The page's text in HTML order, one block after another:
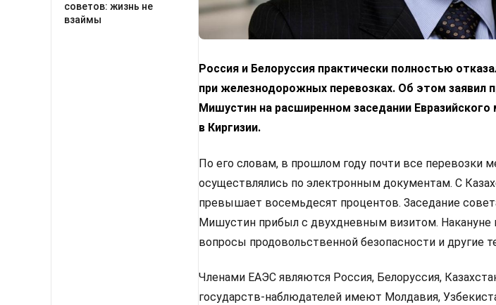
советов: жизнь не
взаймы
Россия и Белоруссия практически полностью
при железнодорожных перевозках. Об этом заявил
Мишустин на расширенном заседании
в Киргизии.
По его словам, в прошлом году почти все перевозки
осуществлялись по электронным документам. С
превышает восемьдесят процентов. Заседание
Мишустин прибыл с двухдневным визитом. Накануне
вопросы продовольственной безопасности и другие
Членами ЕАЭС являются Россия, Белоруссия,
государств-наблюдателей имеют Молдавия,